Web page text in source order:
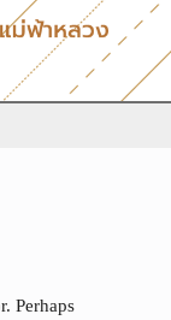
Perhaps